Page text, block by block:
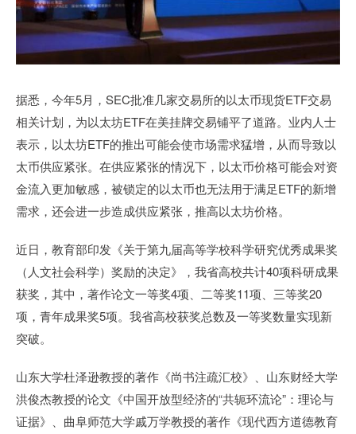
据悉，今年5月，SEC批准几家交易所的以太币现货ETF交易
相关计划，为以太坊ETF在美挂牌交易铺平了道路。业内人士
表示，以太坊ETF的推出可能会使市场需求猛增，从而导致以
太币供应紧张。在供应紧张的情况下，以太币价格可能会对资
金流入更加敏感，被锁定的以太币也无法用于满足ETF的新增
需求，还会进一步造成供应紧张，推高以太坊价格。
近日，教育部印发《关于第九届高等学校科学研究优秀成果奖
（人文社会科学）奖励的决定》，我省高校共计40项科研成果
获奖，其中，著作论文一等奖4项、二等奖11项、三等奖20
项，青年成果奖5项。我省高校获奖总数及一等奖数量实现新
突破。
山东大学杜泽逊教授的著作《尚书注疏汇校》、山东财经大学
洪俊杰教授的论文《中国开放型经济的“共轭环流论”：理论与
证据》、曲阜师范大学戚万学教授的著作《现代西方道德教育